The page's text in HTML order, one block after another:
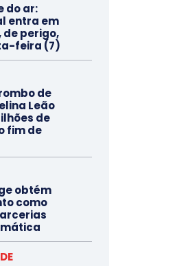
do ar:
entra em
perigo,
feira (7)
de
Leão
de
fim de
obtém
como